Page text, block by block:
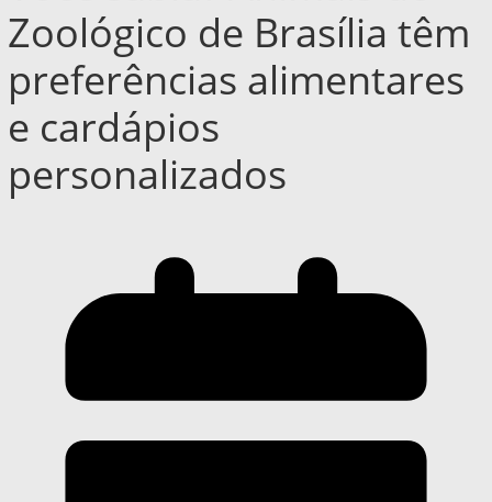
Zoológico de Brasília têm
preferências alimentares
e cardápios
personalizados